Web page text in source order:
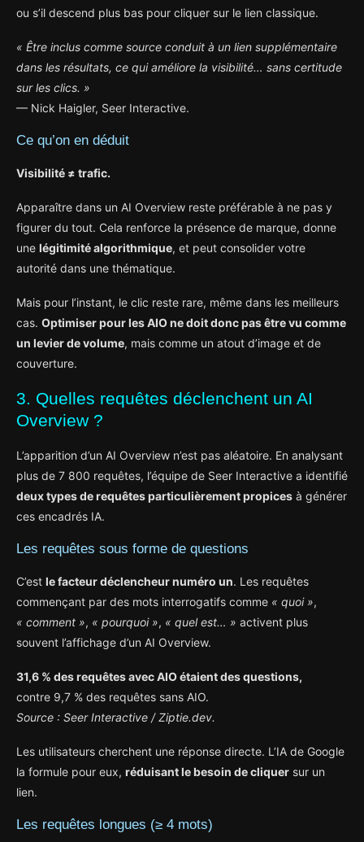
ou s’il descend plus bas pour cliquer sur le lien classique.
« Être inclus comme source conduit à un lien supplémentaire
dans les résultats, ce qui améliore la visibilité… sans certitude
sur les clics. »
— Nick Haigler, Seer Interactive.
Ce qu’on en déduit
Visibilité ≠ trafic.
Apparaître dans un AI Overview reste préférable à ne pas y
figurer du tout. Cela renforce la présence de marque, donne
une légitimité algorithmique, et peut consolider votre
autorité dans une thématique.
Mais pour l’instant, le clic reste rare, même dans les meilleurs
cas. Optimiser pour les AIO ne doit donc pas être vu comme
un levier de volume, mais comme un atout d’image et de
couverture.
3. Quelles requêtes déclenchent un AI
Overview ?
L’apparition d’un AI Overview n’est pas aléatoire. En analysant
plus de 7 800 requêtes, l’équipe de Seer Interactive a identifié
deux types de requêtes particulièrement propices à générer
ces encadrés IA.
Les requêtes sous forme de questions
C’est le facteur déclencheur numéro un. Les requêtes
commençant par des mots interrogatifs comme « quoi »,
« comment », « pourquoi », « quel est… » activent plus
souvent l’affichage d’un AI Overview.
31,6 % des requêtes avec AIO étaient des questions,
contre 9,7 % des requêtes sans AIO.
Source : Seer Interactive / Ziptie.dev.
Les utilisateurs cherchent une réponse directe. L’IA de Google
la formule pour eux, réduisant le besoin de cliquer sur un
lien.
Les requêtes longues (≥ 4 mots)